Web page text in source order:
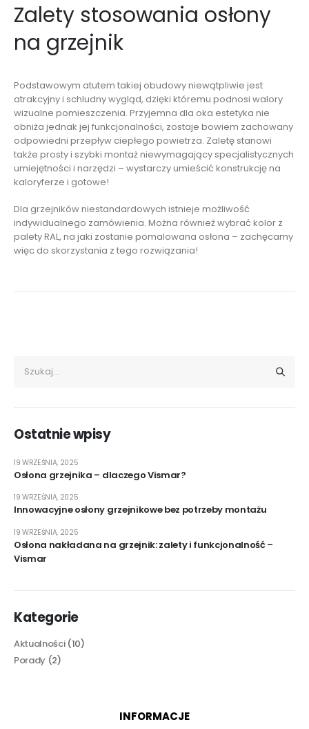
Zalety stosowania osłony
na grzejnik
Podstawowym atutem takiej obudowy niewątpliwie jest
atrakcyjny i schludny wygląd, dzięki któremu podnosi walory
wizualne pomieszczenia. Przyjemna dla oka estetyka nie
obniża jednak jej funkcjonalności, zostaje bowiem zachowany
odpowiedni przepływ ciepłego powietrza. Zaletę stanowi
także prosty i szybki montaż niewymagający specjalistycznych
umiejętności i narzędzi – wystarczy umieścić konstrukcję na
kaloryferze i gotowe!
Dla grzejników niestandardowych istnieje możliwość
indywidualnego zamówienia. Można również wybrać kolor z
palety RAL, na jaki zostanie pomalowana osłona – zachęcamy
więc do skorzystania z tego rozwiązania!
Ostatnie wpisy
Osłona grzejnika – dlaczego Vismar?
19 WRZEŚNIA, 2025
Innowacyjne osłony grzejnikowe bez potrzeby montażu
19 WRZEŚNIA, 2025
Osłona nakładana na grzejnik: zalety i funkcjonalność –
Vismar
19 WRZEŚNIA, 2025
Kategorie
Aktualności(10)
Porady (2)
INFORMACJE